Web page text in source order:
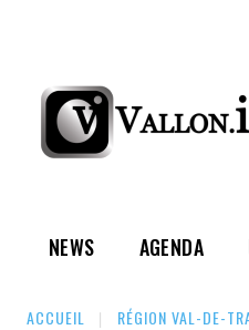
NEWS AGENDA
ACCUEIL RÉGION VAL-DE-